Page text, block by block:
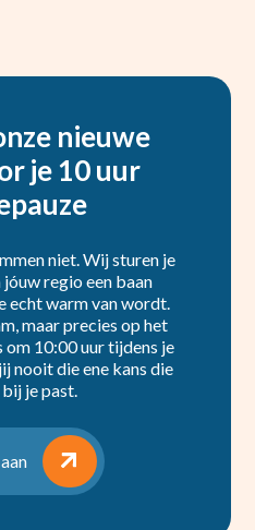
nieuwe
je 10 uur
niet. Wij sturen je
jóuw regio een baan
warm van wordt.
maar precies op het
om 10:00 uur tijdens je
nooit die ene kans die
je past.